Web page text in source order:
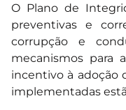
O Plano de
preventivas e
corrupção e
mecanismos para
incentivo à adoção
implementadas